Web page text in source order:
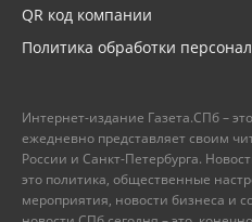
QR код компании
Политика обработки
Интернет-издание Газета.СПб –
ежедневно представляет своим
России и Санкт-Петербурга.
это политика, общественные
мероприятия, новости бизнеса и